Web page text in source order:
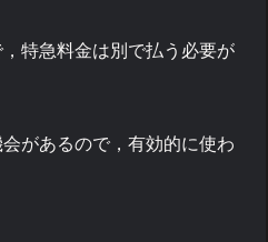
特急料金は別で払う必要が
があるので，有効的に使わ